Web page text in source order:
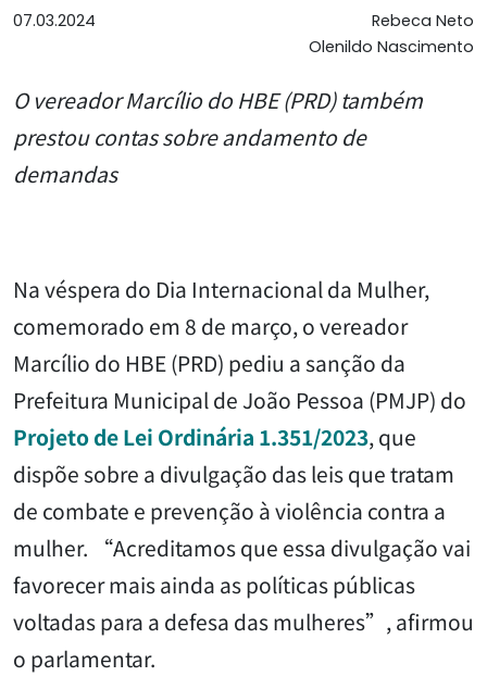
07.03.2024
Rebeca Neto
Olenildo Nascimento
O vereador Marcílio do HBE (PRD) também
prestou contas sobre andamento de
demandas
Na véspera do Dia Internacional da Mulher,
comemorado em 8 de março, o vereador
Marcílio do HBE (PRD) pediu a sanção da
Prefeitura Municipal de João Pessoa (PMJP) do
Projeto de Lei Ordinária 1.351/2023, que
dispõe sobre a divulgação das leis que tratam
de combate e prevenção à violência contra a
mulher. “Acreditamos que essa divulgação vai
favorecer mais ainda as políticas públicas
voltadas para a defesa das mulheres”, afirmou
o parlamentar.